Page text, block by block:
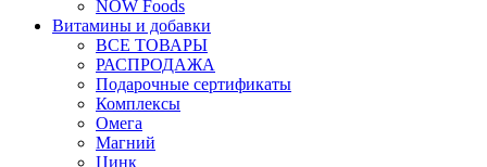
NOW Foods
Витамины и добавки
ВСЕ ТОВАРЫ
РАСПРОДАЖА
Подарочные сертификаты
Комплексы
Омега
Магний
Цинк